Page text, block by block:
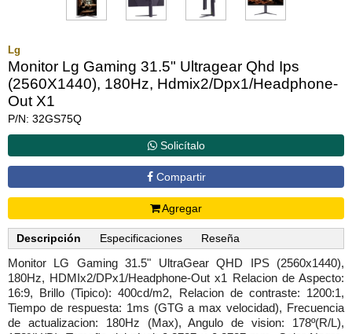
Lg
Monitor Lg Gaming 31.5" Ultragear Qhd Ips
(2560X1440), 180Hz, Hdmix2/Dpx1/Headphone-
Out X1
P/N: 32GS75Q
Solicítalo
Compartir
Agregar
Descripción Especificaciones Reseña
Monitor LG Gaming 31.5" UltraGear QHD IPS (2560x1440),
180Hz, HDMIx2/DPx1/Headphone-Out x1 Relacion de Aspecto:
16:9, Brillo (Tipico): 400cd/m2, Relacion de contraste: 1200:1,
Tiempo de respuesta: 1ms (GTG a max velocidad), Frecuencia
de actualizacion: 180Hz (Max), Angulo de vision: 178º(R/L),